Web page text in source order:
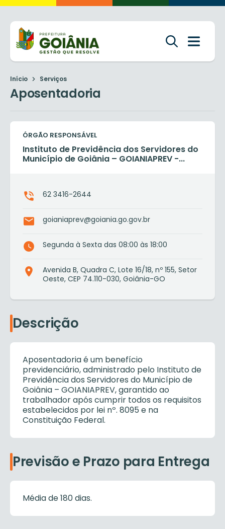
Início Serviços
Aposentadoria
ÓRGÃO RESPONSÁVEL
Instituto de Previdência dos Servidores do
Município de Goiânia – GOIANIAPREV -...
62 3416-2644
goianiaprev@goiania.go.gov.br
Segunda à Sexta das 08:00 às 18:00
Avenida B, Quadra C, Lote 16/18, nº 155, Setor
Oeste, CEP 74.110-030, Goiânia-GO
Descrição
Aposentadoria é um benefício
previdenciário, administrado pelo Instituto de
Previdência dos Servidores do Município de
Goiânia – GOIANIAPREV, garantido ao
trabalhador após cumprir todos os requisitos
estabelecidos por lei nº. 8095 e na
Constituição Federal.
Previsão e Prazo para Entrega
Média de 180 dias.